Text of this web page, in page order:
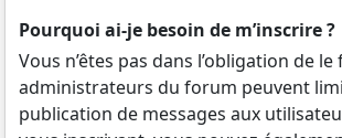
Pourquoi ai-je besoin de m’inscrire ?
Vous n’êtes pas dans l’obligation de
administrateurs du forum peuvent
publication de messages aux